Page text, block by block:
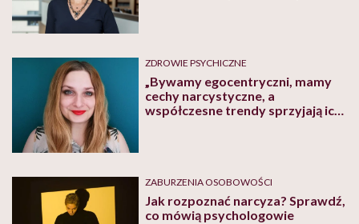
ZDROWIE PSYCHICZNE
„Bywamy egocentryczni, mamy
cechy narcystyczne, a
współczesne trendy sprzyjają ich
ZABURZENIA OSOBOWOŚCI
Jak rozpoznać narcyza? Sprawdź,
co mówią psychologowie